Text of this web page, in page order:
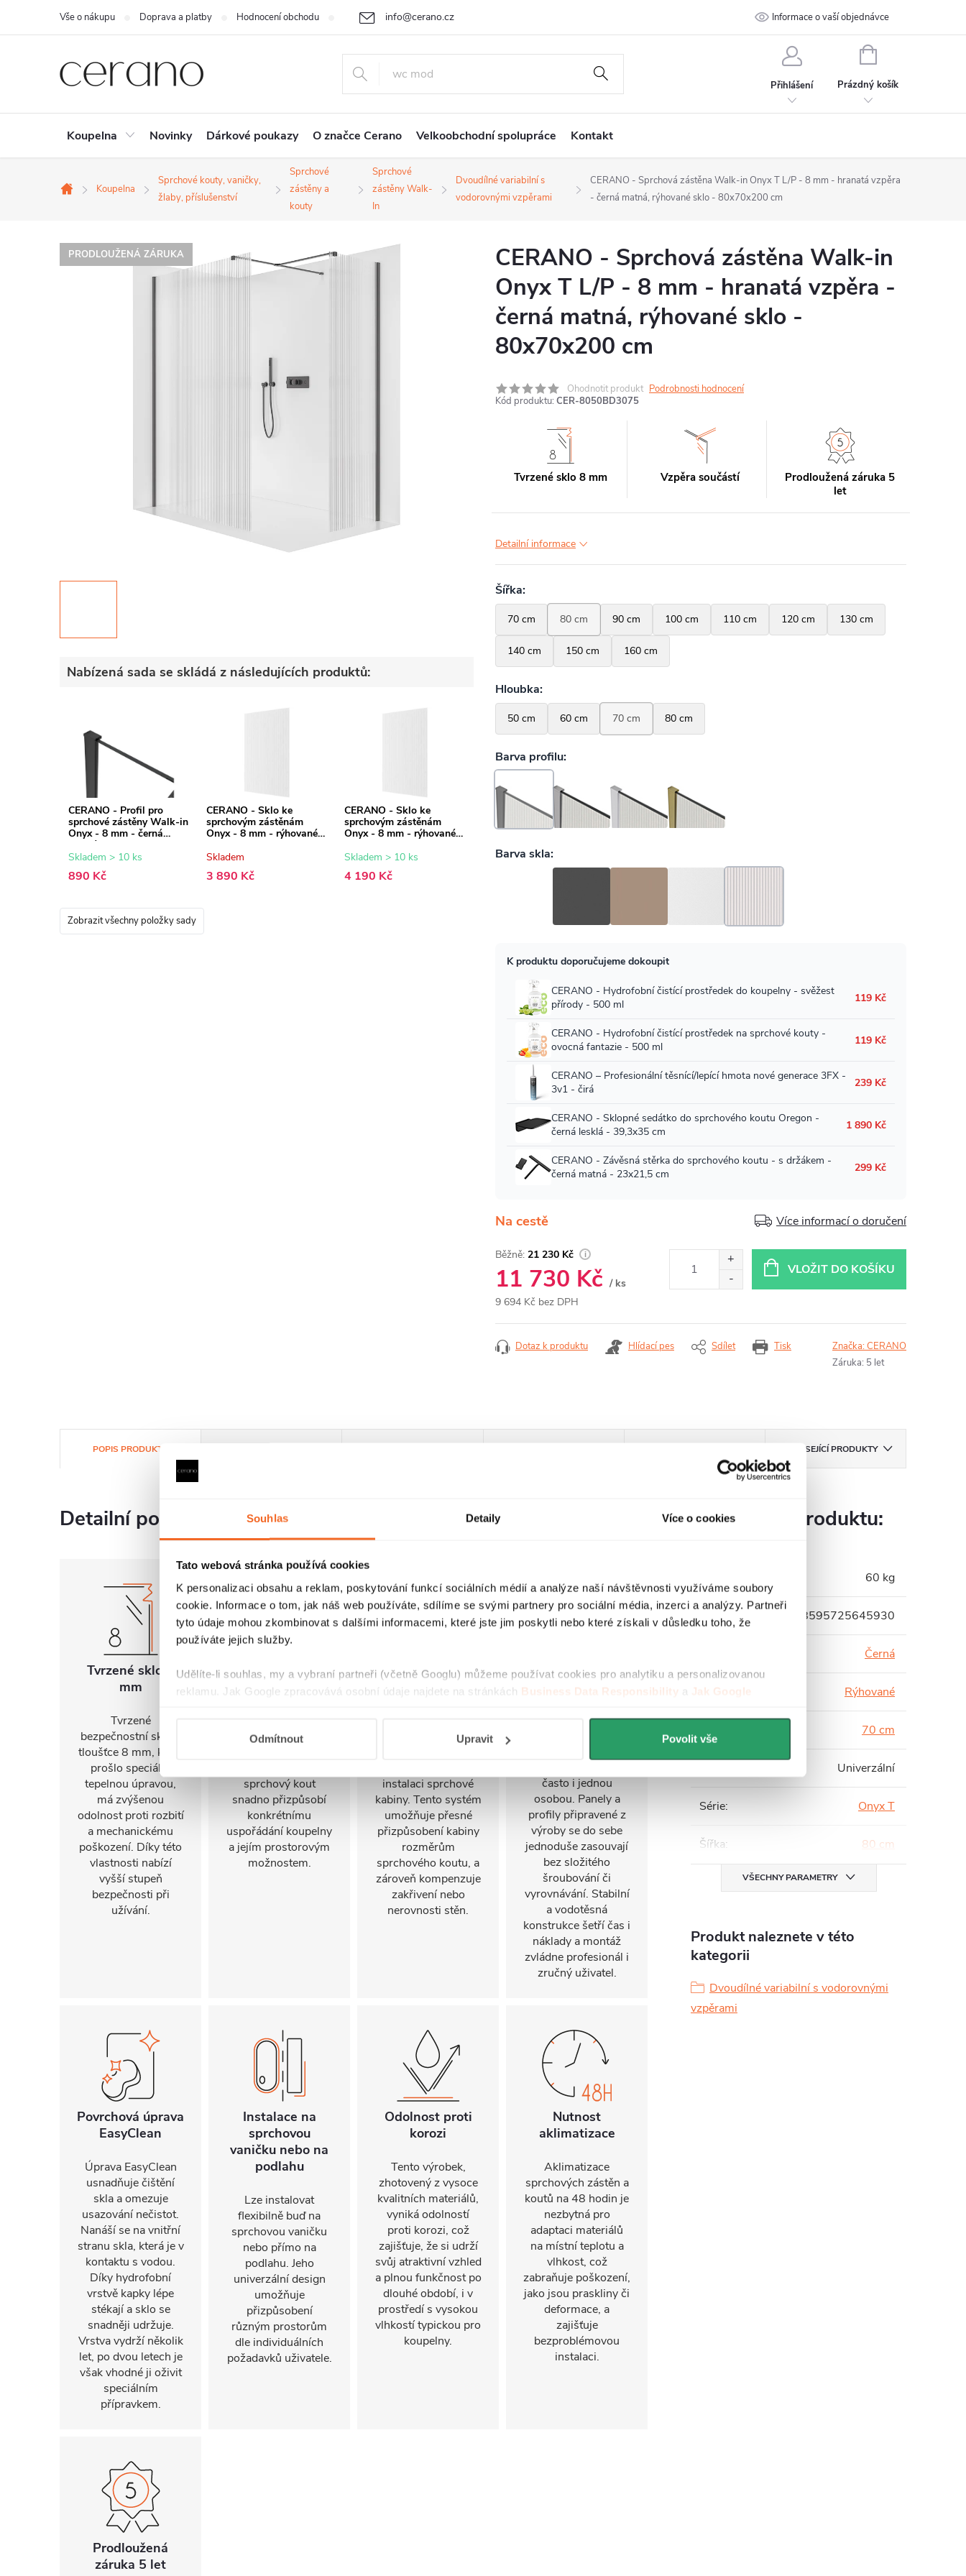
Souhlas Detaily Více o cookies
Tato webová stránka používá cookies
K personalizaci obsahu a reklam, poskytování funkcí sociálních médií a analýze naší návštěvnosti využíváme soubory
cookie. Informace o tom, jak náš web používáte, sdílíme se svými partnery pro sociální média, inzerci a analýzy. Partneři
tyto údaje mohou zkombinovat s dalšími informacemi, které jste jim poskytli nebo které získali v důsledku toho, že
používáte jejich služby.
Udělíte-li souhlas, my a vybraní partneři (včetně Googlu) můžeme používat cookies pro analytiku a personalizovanou
reklamu. Jak Google zpracovává osobní údaje najdete na stránkách Business Data Responsibility a Jak Google
Odmítnout Upravit Povolit vše
+420 226 400 232
info@cerano.cz
Vše o nákupu Doprava a platby Hodnocení obchodu Cenová nabídka na míru Ochrana osobních údajů Kontakt
Informace o vaší objednávce
Přihlášení
NÁKUPNÍ
Prázdný košík
Koupelna Novinky Dárkové poukazy O značce Cerano Velkoobchodní spolupráce Kontakt
Domů
Koupelna
Sprchové kouty, vaničky,
žlaby, příslušenství
Sprchové
zástěny a
kouty
Sprchové
zástěny Walk-
In
Dvoudílné variabilní s
vodorovnými vzpěrami
CERANO - Sprchová zástěna Walk-in Onyx T L/P - 8 mm - hranatá vzpěra
- černá matná, rýhované sklo - 80x70x200 cm
PRODLOUŽENÁ ZÁRUKA
Nabízená sada se skládá z následujících produktů:
CERANO - Profil pro
sprchové zástěny Walk-in
Onyx - 8 mm - černá
matná - 15 mm
Skladem > 10 ks
890 Kč
CERANO - Sklo ke
sprchovým zástěnám
Onyx - 8 mm - rýhované
Skladem
3 890 Kč
CERANO - Sklo ke
sprchovým zástěnám
Onyx - 8 mm - rýhované
Skladem > 10 ks
4 190 Kč
Zobrazit všechny položky sady
CERANO - Sprchová zástěna Walk-in
Onyx T L/P - 8 mm - hranatá vzpěra -
černá matná, rýhované sklo -
80x70x200 cm
Ohodnotit produkt Podrobnosti hodnocení
Kód produktu: CER-8050BD3075
Tvrzené sklo 8 mm Vzpěra součástí
Prodloužená záruka 5
let
Detailní informace
Na cestě Více informací o doručení
21 230 Kč
11 730 Kč / ks
9 694 Kč bez DPH
VLOŽIT DO KOŠÍKU
Tisk
Dotaz k produktu Hlídací pes Sdílet Značka:CERANO
Záruka: 5 let
POPIS PRODUKTU SOUVISEJÍCÍ PRODUKTY
Detailní popis produktu
Tvrzené sklo 8
mm
Tvrzené
bezpečnostní sklo o
tloušťce 8 mm, které
prošlo speciální
tepelnou úpravou,
má zvýšenou
odolnost proti rozbití
a mechanickému
poškození. Díky této
vlastnosti nabízí
vyšší stupeň
bezpečnosti při
užívání.
Univerzální
montáž
umožňuje instalaci
sprchový kout
snadno přizpůsobí
konkrétnímu
uspořádání koupelny
a jejím prostorovým
možnostem.
Nastavitelný
stěnový profil
možností nastavení
instalaci sprchové
kabiny. Tento systém
umožňuje přesné
přizpůsobení kabiny
rozměrům
sprchového koutu, a
zároveň kompenzuje
zakřivení nebo
nerovnosti stěn.
FastInstall
montážní systém pro
často i jednou
osobou. Panely a
profily připravené z
výroby se do sebe
jednoduše zasouvají
bez složitého
šroubování či
vyrovnávání. Stabilní
a vodotěsná
konstrukce šetří čas i
náklady a montáž
zvládne profesionál i
zručný uživatel.
Povrchová úprava
EasyClean
Úprava EasyClean
usnadňuje čištění
skla a omezuje
usazování nečistot.
Nanáší se na vnitřní
stranu skla, která je v
kontaktu s vodou.
Díky hydrofobní
vrstvě kapky lépe
stékají a sklo se
snadněji udržuje.
Vrstva vydrží několik
let, po dvou letech je
však vhodné ji oživit
speciálním
přípravkem.
Instalace na
sprchovou
vaničku nebo na
podlahu
Lze instalovat
flexibilně buď na
sprchovou vaničku
nebo přímo na
podlahu. Jeho
univerzální design
umožňuje
přizpůsobení
různým prostorům
dle individuálních
požadavků uživatele.
Odolnost proti
korozi
Tento výrobek,
zhotovený z vysoce
kvalitních materiálů,
vyniká odolností
proti korozi, což
zajišťuje, že si udrží
svůj atraktivní vzhled
a plnou funkčnost po
dlouhé období, i v
prostředí s vysokou
vlhkostí typickou pro
koupelny.
Nutnost
aklimatizace
Aklimatizace
sprchových zástěn a
koutů na 48 hodin je
nezbytná pro
adaptaci materiálů
na místní teplotu a
vlhkost, což
zabraňuje poškození,
jako jsou praskliny či
deformace, a
zajišťuje
bezproblémovou
instalaci.
Prodloužená
záruka 5 let
Parametry produktu:
60 kg
EAN: 8595725645930
Černá
Barva skla Rýhované
Hloubka 70 cm
Univerzální
Série: Onyx T
Šířka: 80 cm
VŠECHNY PARAMETRY
Produkt naleznete v této
kategorii
Dvoudílné variabilní s vodorovnými
vzpěrami